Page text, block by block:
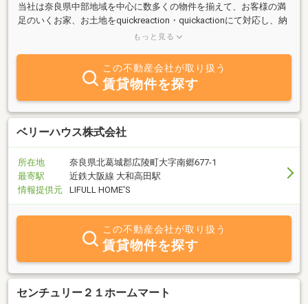
当社は奈良県中部地域を中心に数多くの物件を揃えて、お客様の満
足のいくお家、お土地をquickreaction・quickactionにて対応し、納
得のいくまで親身にお手伝い致します。又、売買物件は元より賃貸
フ一同皆様のお問合せ心よりお待ちしております。
もっと見る
この不動産会社が取り扱う
賃貸物件を探す
ベリーハウス株式会社
所在地
奈良県北葛城郡広陵町大字南郷677-1
最寄駅
近鉄大阪線 大和高田駅
情報提供元
LIFULL HOME'S
この不動産会社が取り扱う
賃貸物件を探す
センチュリー２１ホームマート